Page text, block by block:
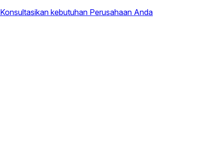
Konsultasikan kebutuhan Perusahaan Anda